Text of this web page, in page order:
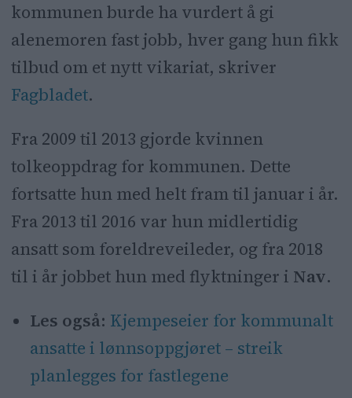
kommunen burde ha vurdert å gi
alenemoren fast jobb, hver gang hun fikk
tilbud om et nytt vikariat, skriver
Fagbladet.
Fra 2009 til 2013 gjorde kvinnen
tolkeoppdrag for kommunen. Dette
fortsatte hun med helt fram til januar i år.
Fra 2013 til 2016 var hun midlertidig
ansatt som foreldreveileder, og fra 2018
til i år jobbet hun med flyktninger i Nav.
Les også: Kjempeseier for kommunalt
ansatte i lønnsoppgjøret – streik
planlegges for fastlegene